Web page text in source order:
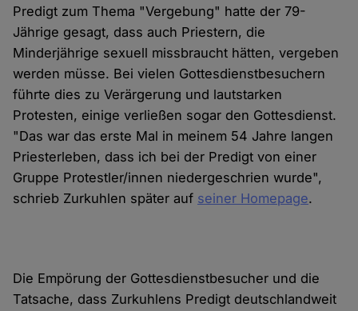
Predigt zum Thema "Vergebung" hatte der 79-
Jährige gesagt, dass auch Priestern, die
Minderjährige sexuell missbraucht hätten, vergeben
werden müsse. Bei vielen Gottesdienstbesuchern
führte dies zu Verärgerung und lautstarken
Protesten, einige verließen sogar den Gottesdienst.
"Das war das erste Mal in meinem 54 Jahre langen
Priesterleben, dass ich bei der Predigt von einer
Gruppe Protestler/innen niedergeschrien wurde",
schrieb Zurkuhlen später auf seiner Homepage.
Die Empörung der Gottesdienstbesucher und die
Tatsache, dass Zurkuhlens Predigt deutschlandweit